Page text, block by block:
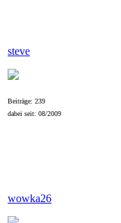
steve
Beiträge: 239
dabei seit: 08/2009
wowka26